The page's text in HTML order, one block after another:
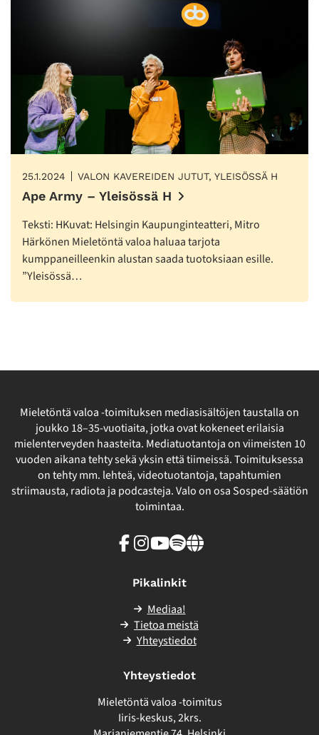
25.1.2024 VALON KAVEREIDEN JUTUT, YLEISÖSSÄ H
Ape Army – Yleisössä H
Teksti: HKuvat: Helsingin Kaupunginteatteri, Mitro
Härkönen Mieletöntä valoa haluaa tarjota
kumppaneilleenkin alustan saada tuotoksiaan esille.
”Yleisössä…
Mieletöntä valoa -toimituksen mediasisältöjen taustalla on
joukko 18–35-vuotiaita, jotka ovat kokeneet erilaisia
mielenterveyden haasteita. Mediatuotantoja on viimeisten 10
vuoden aikana tehty sekä yksin että tiimeissä. Toimituksessa
on tehty mm. lehteä, videotuotantoja, tapahtumien
striimausta, radiota ja podcasteja. Valo on osa Sosped-säätiön
toimintaa.
Facebook
Instagram
Youtube
SpotifyLinkki
Pikalinkit
Mediaa!
Tietoa meistä
Yhteystiedot
Yhteystiedot
Mieletöntä valoa -toimitus
Iiris-keskus, 2krs.